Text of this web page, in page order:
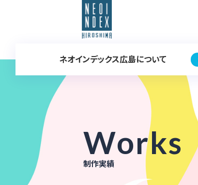
ネオインデックス広島について
Works
制作実績